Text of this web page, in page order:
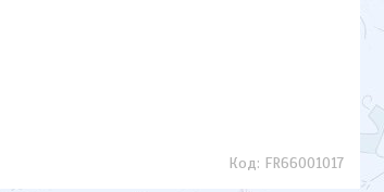
FR66001017